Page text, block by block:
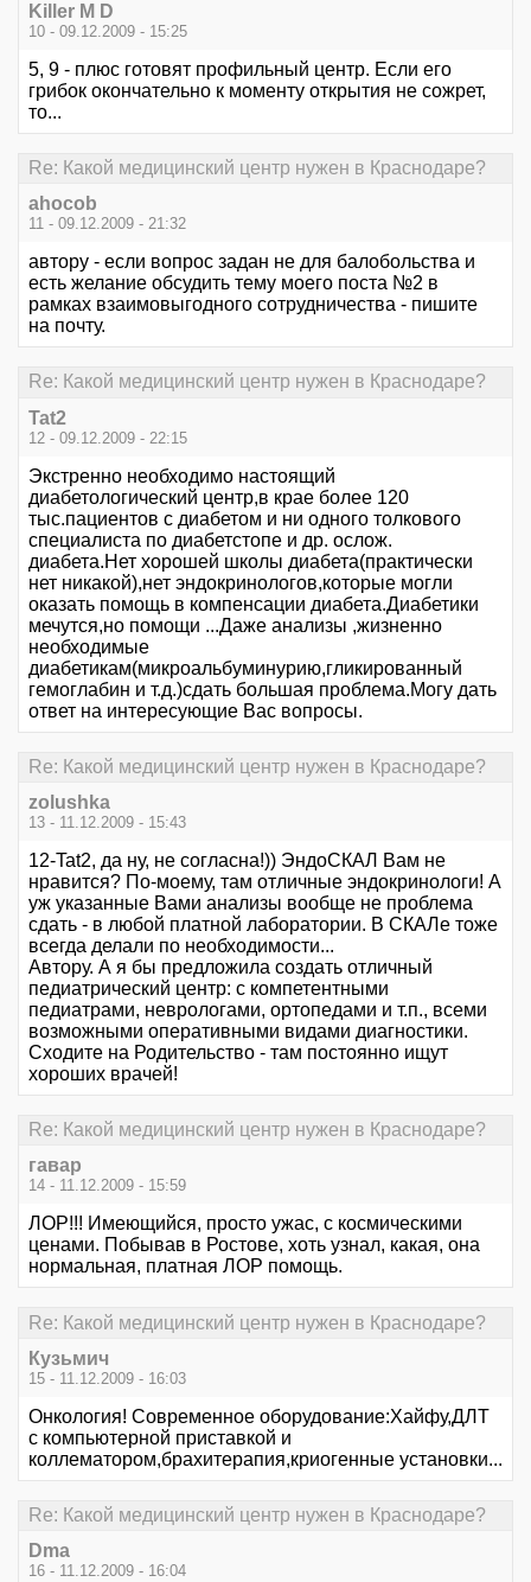
Killer M D
10 - 09.12.2009 - 15:25
5, 9 - плюс готовят профильный центр. Если его
грибок окончательно к моменту открытия не сожрет,
то...
Re: Какой медицинский центр нужен в Краснодаре?
ahocob
11 - 09.12.2009 - 21:32
автору - если вопрос задан не для балобольства и
есть желание обсудить тему моего поста №2 в
рамках взаимовыгодного сотрудничества - пишите
на почту.
Re: Какой медицинский центр нужен в Краснодаре?
Tat2
12 - 09.12.2009 - 22:15
Экстренно необходимо настоящий
диабетологический центр,в крае более 120
тыс.пациентов с диабетом и ни одного толкового
специалиста по диабетстопе и др. ослож.
диабета.Нет хорошей школы диабета(практически
нет никакой),нет эндокринологов,которые могли
оказать помощь в компенсации диабета.Диабетики
мечутся,но помощи ...Даже анализы ,жизненно
необходимые
диабетикам(микроальбуминурию,гликированный
гемоглабин и т.д.)сдать большая проблема.Могу дать
ответ на интересующие Вас вопросы.
Re: Какой медицинский центр нужен в Краснодаре?
zolushka
13 - 11.12.2009 - 15:43
12-Tat2, да ну, не согласна!)) ЭндоСКАЛ Вам не
нравится? По-моему, там отличные эндокринологи! А
уж указанные Вами анализы вообще не проблема
сдать - в любой платной лаборатории. В СКАЛе тоже
всегда делали по необходимости...
Автору. А я бы предложила создать отличный
педиатрический центр: с компетентными
педиатрами, неврологами, ортопедами и т.п., всеми
возможными оперативными видами диагностики.
Сходите на Родительство - там постоянно ищут
хороших врачей!
Re: Какой медицинский центр нужен в Краснодаре?
гавар
14 - 11.12.2009 - 15:59
ЛОР!!! Имеющийся, просто ужас, с космическими
ценами. Побывав в Ростове, хоть узнал, какая, она
нормальная, платная ЛОР помощь.
Re: Какой медицинский центр нужен в Краснодаре?
Кузьмич
15 - 11.12.2009 - 16:03
Онкология! Современное оборудование:Хайфу,ДЛТ
с компьютерной приставкой и
коллематором,брахитерапия,криогенные установки...
Re: Какой медицинский центр нужен в Краснодаре?
Dma
16 - 11.12.2009 - 16:04